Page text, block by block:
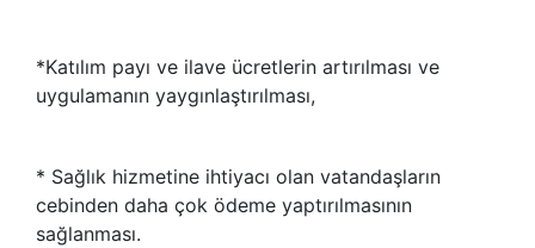
*Katılım payı ve ilave ücretlerin artırılması ve
uygulamanın yaygınlaştırılması,
* Sağlık hizmetine ihtiyacı olan vatandaşların
cebinden daha çok ödeme yaptırılmasının
sağlanması.